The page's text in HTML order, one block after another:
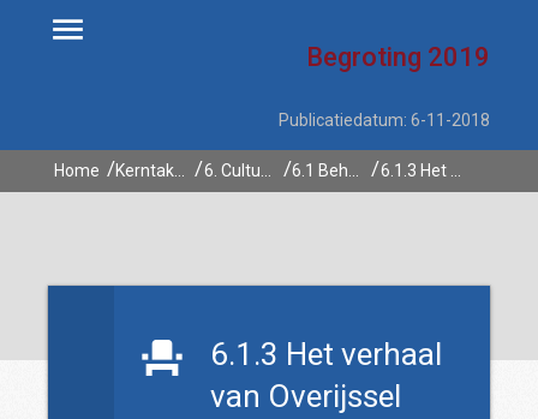
Begroting 2019
Publicatiedatum: 6-11-2018
Home
6.1.3 Het verhaal
van Overijssel